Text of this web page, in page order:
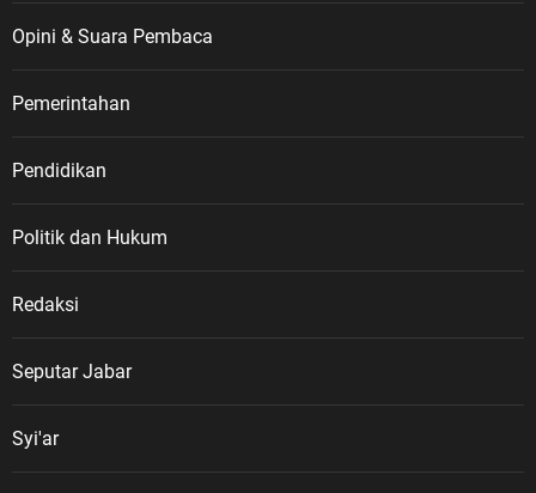
Opini & Suara Pembaca
Pemerintahan
Pendidikan
Politik dan Hukum
Redaksi
Seputar Jabar
Syi'ar